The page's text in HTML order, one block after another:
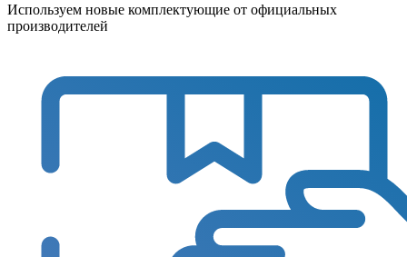
Используем новые комплектующие от официальных
производителей